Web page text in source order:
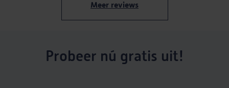
Meer reviews
Probeer nú gratis uit!